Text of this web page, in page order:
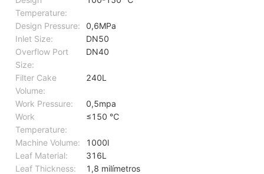
Temperature:
Design Pressure:
0,6MPa
Inlet Size:
DN50
Overflow Port
Size:
DN40
Filter Cake
Volume:
240L
Work Pressure:
0,5mpa
Work
Temperature:
≤150 ℃
Machine Volume:
1000l
Leaf Material:
316L
Leaf Thickness:
1,8 milímetros